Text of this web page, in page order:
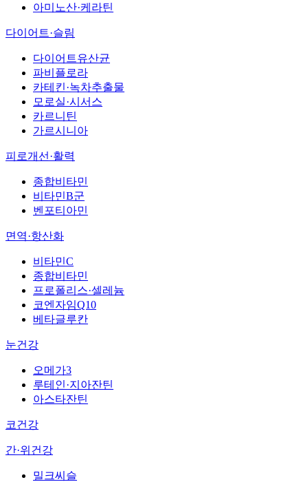
아미노산·케라틴
다이어트·슬림
다이어트유산균
파비플로라
카테킨·녹차추출물
모로실·시서스
카르니틴
가르시니아
피로개선·활력
종합비타민
비타민B군
벤포티아민
면역·항산화
비타민C
종합비타민
프로폴리스·셀레늄
코엔자임Q10
베타글루칸
눈건강
오메가3
루테인·지아잔틴
아스타잔틴
코건강
간·위건강
밀크씨슬